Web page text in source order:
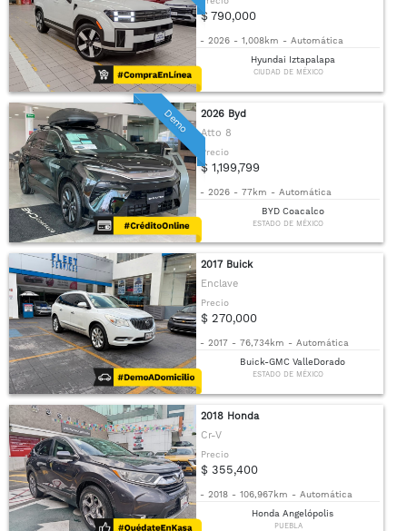
$ 790,000
- 2026 - 1,008km - Automática
Hyundai Iztapalapa
CIUDAD DE MÉXICO
Demo
2026 Byd
Atto 8
Precio
$ 1,199,799
- 2026 - 77km - Automática
BYD Coacalco
ESTADO DE MÉXICO
2017 Buick
Enclave
Precio
$ 270,000
- 2017 - 76,734km - Automática
Buick-GMC ValleDorado
ESTADO DE MÉXICO
2018 Honda
Cr-V
Precio
$ 355,400
- 2018 - 106,967km - Automática
Honda Angelópolis
PUEBLA